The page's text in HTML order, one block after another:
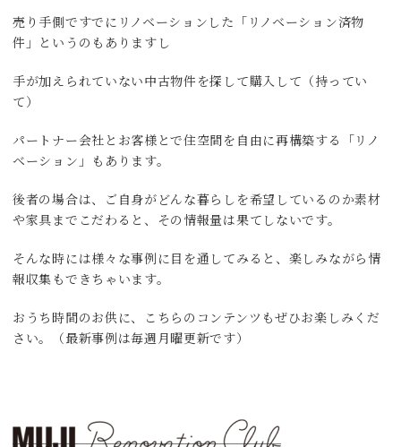
売り手側ですでにリノベーションした「リノベーション済物
件」というのもありますし
手が加えられていない中古物件を探して購入して（持ってい
て）
パートナー会社とお客様とで住空間を自由に再構築する「リノ
ベーション」もあります。
後者の場合は、ご自身がどんな暮らしを希望しているのか素材
や家具までこだわると、その情報量は果てしないです。
そんな時には様々な事例に目を通してみると、楽しみながら情
報収集もできちゃいます。
おうち時間のお供に、こちらのコンテンツもぜひお楽しみくだ
さい。（最新事例は毎週月曜更新です）